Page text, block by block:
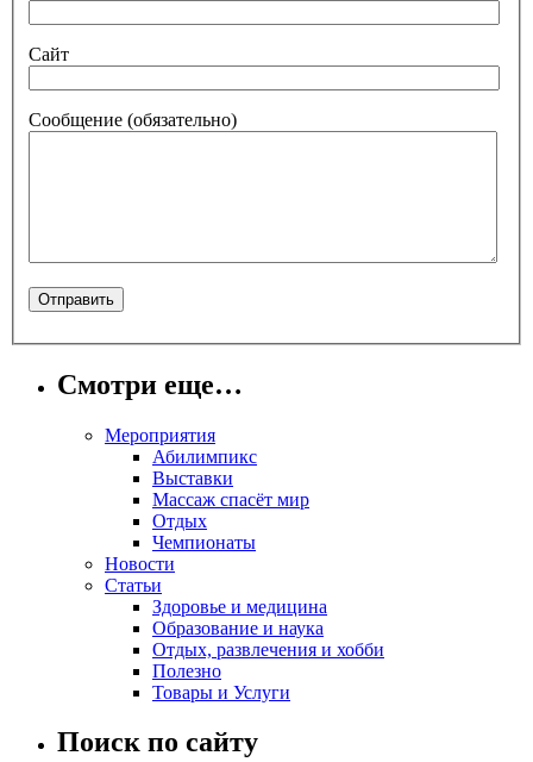
Сайт
Сообщение (обязательно)
Смотри еще…
Мероприятия
Абилимпикс
Выставки
Массаж спасёт мир
Отдых
Чемпионаты
Новости
Статьи
Здоровье и медицина
Образование и наука
Отдых, развлечения и хобби
Полезно
Товары и Услуги
Поиск по сайту